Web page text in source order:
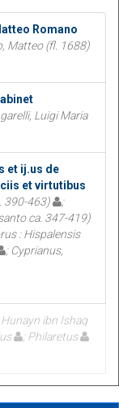
Romano
Matteo (fl. 1688)
Luigi Maria
et ij.us de
et virtutibus
390-463)
;
ca. 347-419)
: Hispalensis
; Cyprianus,
Hunayn ibn Ishaq
; Philaretus